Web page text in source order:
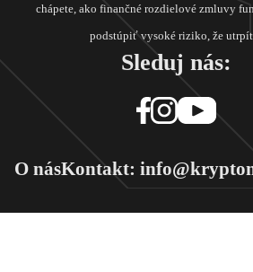
chápete, ako finančné rozdielové zmluvy
podstúpiť vysoké riziko, že
Sleduj nás:
O násKontakt: